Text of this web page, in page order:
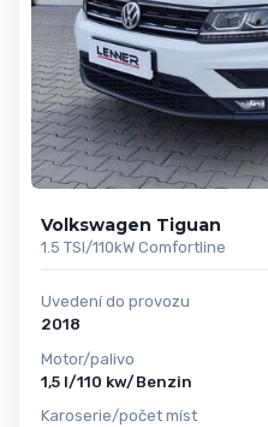
Volkswagen Tiguan
1.5 TSI/110kW Comfortline
Uvedení do provozu
2018
Motor/palivo
1,5 l/110 kw/Benzin
Karoserie/počet míst